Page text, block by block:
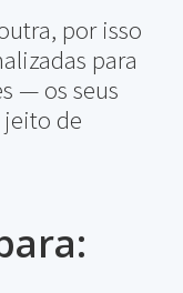
por isso
para
— os seus
jeito de